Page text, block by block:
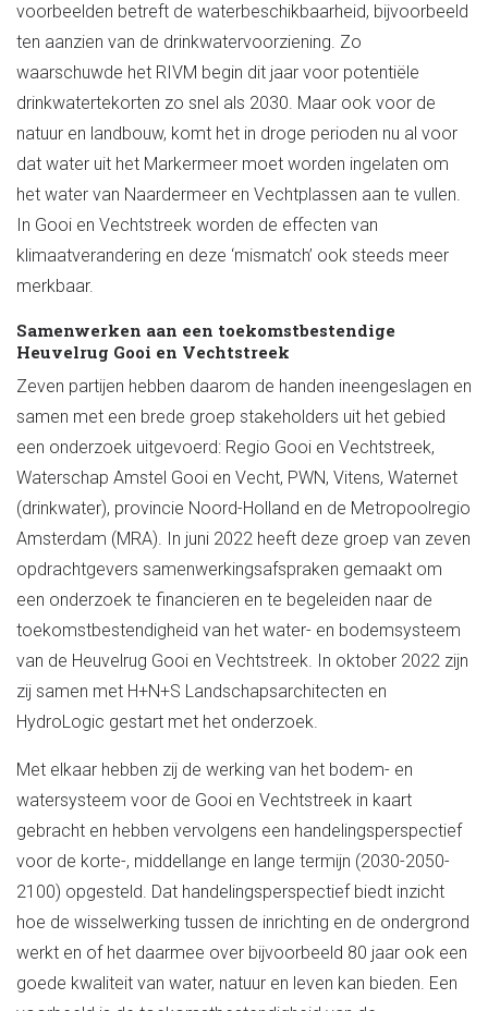
voorbeelden betreft de waterbeschikbaarheid, bijvoorbeeld
ten aanzien van de drinkwatervoorziening. Zo
waarschuwde het RIVM begin dit jaar voor potentiële
drinkwatertekorten zo snel als 2030. Maar ook voor de
natuur en landbouw, komt het in droge perioden nu al voor
dat water uit het Markermeer moet worden ingelaten om
het water van Naardermeer en Vechtplassen aan te vullen.
In Gooi en Vechtstreek worden de effecten van
klimaatverandering en deze ‘mismatch’ ook steeds meer
merkbaar.
Samenwerken aan een toekomstbestendige
Heuvelrug Gooi en Vechtstreek
Zeven partijen hebben daarom de handen ineengeslagen en
samen met een brede groep stakeholders uit het gebied
een onderzoek uitgevoerd: Regio Gooi en Vechtstreek,
Waterschap Amstel Gooi en Vecht, PWN, Vitens, Waternet
(drinkwater), provincie Noord-Holland en de Metropoolregio
Amsterdam (MRA). In juni 2022 heeft deze groep van zeven
opdrachtgevers samenwerkingsafspraken gemaakt om
een onderzoek te financieren en te begeleiden naar de
toekomstbestendigheid van het water- en bodemsysteem
van de Heuvelrug Gooi en Vechtstreek. In oktober 2022 zijn
zij samen met H+N+S Landschapsarchitecten en
HydroLogic gestart met het onderzoek.
Met elkaar hebben zij de werking van het bodem- en
watersysteem voor de Gooi en Vechtstreek in kaart
gebracht en hebben vervolgens een handelingsperspectief
voor de korte-, middellange en lange termijn (2030-2050-
2100) opgesteld. Dat handelingsperspectief biedt inzicht
hoe de wisselwerking tussen de inrichting en de ondergrond
werkt en of het daarmee over bijvoorbeeld 80 jaar ook een
goede kwaliteit van water, natuur en leven kan bieden. Een